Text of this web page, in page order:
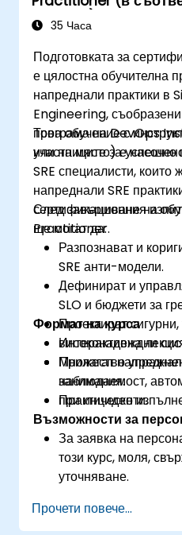
парадигми.
Institute)
35 Часа
Подготовката за
е цялостна обучителна
напреднали практики в
Engineering,
програма на DevOps
участниците за успешно
Това обучение с
или на място) е
SRE специалисти, които
напреднали SRE
сертификационния
Practitioner.
След завършване на
ще могат да:
Разпознават и
SRE анти-модели.
Дефинират и
SLO и бюджети за
Проектират
високонадеждни
Прилагат
наблюдаемост,
при инциденти.
Формат на курса
Интерактивна
Множество
занимания.
Практическо
Възможности за
За заявка на
този курс, моля,
уточняване.
Прочети повече...